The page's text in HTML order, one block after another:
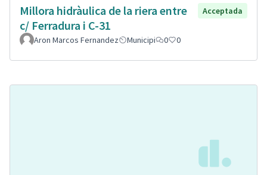
Millora hidràulica de la riera entre
c/ Ferradura i C-31
Acceptada
Aron Marcos Fernandez Municipi 0 0